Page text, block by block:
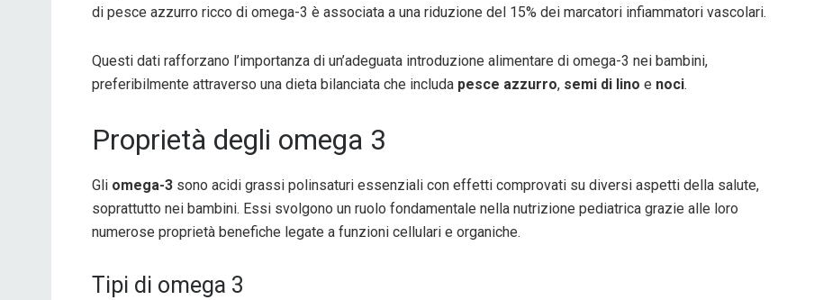
di pesce azzurro ricco di omega-3 è associata a una riduzione del 15% dei marcatori infiammatori vascolari.
Questi dati rafforzano l’importanza di un’adeguata introduzione alimentare di omega-3 nei bambini,
preferibilmente attraverso una dieta bilanciata che includa pesce azzurro, semi di lino e noci.
Proprietà degli omega 3
Gli omega-3 sono acidi grassi polinsaturi essenziali con effetti comprovati su diversi aspetti della salute,
soprattutto nei bambini. Essi svolgono un ruolo fondamentale nella nutrizione pediatrica grazie alle loro
numerose proprietà benefiche legate a funzioni cellulari e organiche.
Tipi di omega 3